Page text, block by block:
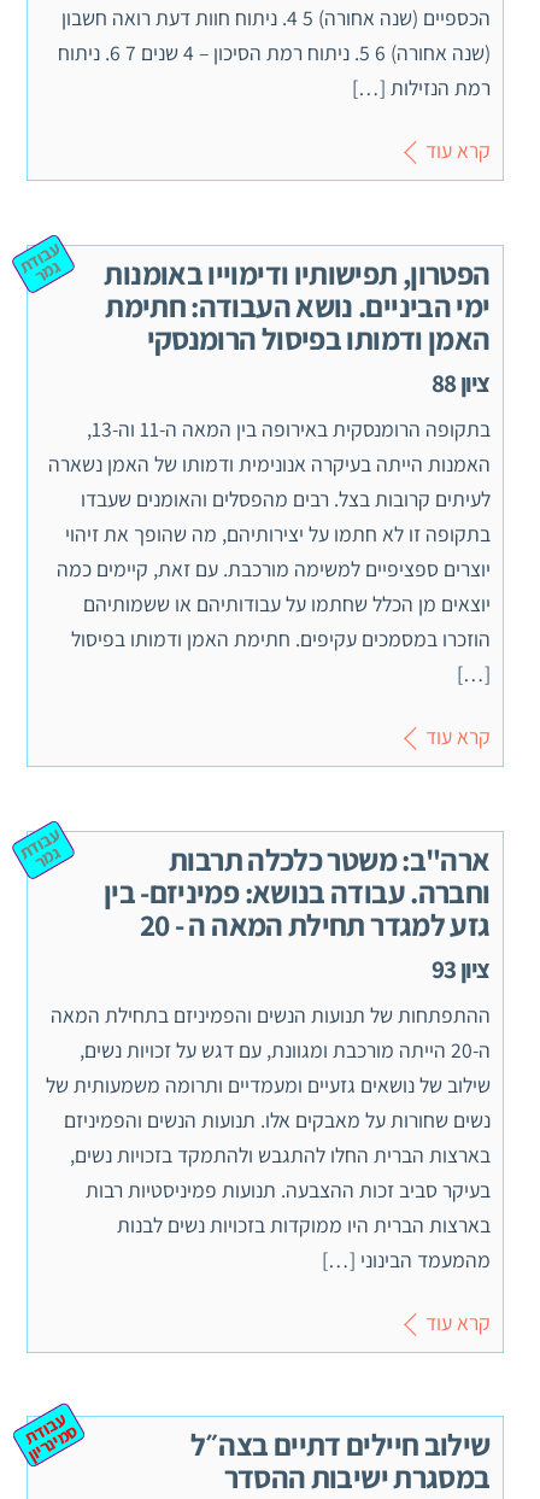
הכספיים (שנה אחורה) 5 4. ניתוח חוות דעת רואה חשבון
(שנה אחורה) 6 5. ניתוח רמת הסיכון – 4 שנים 7 6. ניתוח
רמת הנזילות […]
קרא עוד
הפטרון, תפישותיו ודימוייו באומנות
ימי הביניים. נושא העבודה: חתימת
האמן ודמותו בפיסול הרומנסקי
ציון 88
ע
ב
וד
ת ג
מ
ר
בתקופה הרומנסקית באירופה בין המאה ה-11 וה-13,
האמנות הייתה בעיקרה אנונימית ודמותו של האמן נשארה
לעיתים קרובות בצל. רבים מהפסלים והאומנים שעבדו
בתקופה זו לא חתמו על יצירותיהם, מה שהופך את זיהוי
יוצרים ספציפיים למשימה מורכבת. עם זאת, קיימים כמה
יוצאים מן הכלל שחתמו על עבודותיהם או ששמותיהם
הוזכרו במסמכים עקיפים. חתימת האמן ודמותו בפיסול
[…]
קרא עוד
ארה"ב: משטר כלכלה תרבות
וחברה. עבודה בנושא: פמיניזם- בין
גזע למגדר תחילת המאה ה - 20
ציון 93
ע
ב
וד
ת ג
מ
ר
ההתפתחות של תנועות הנשים והפמיניזם בתחילת המאה
ה-20 הייתה מורכבת ומגוונת, עם דגש על זכויות נשים,
שילוב של נושאים גזעיים ומעמדיים ותרומה משמעותית של
נשים שחורות על מאבקים אלו. תנועות הנשים והפמיניזם
בארצות הברית החלו להתגבש ולהתמקד בזכויות נשים,
בעיקר סביב זכות ההצבעה. תנועות פמיניסטיות רבות
בארצות הברית היו ממוקדות בזכויות נשים לבנות
מהמעמד הבינוני […]
קרא עוד
שילוב חיילים דתיים בצה״ל
במסגרת ישיבות ההסדר
ע
ב
וד
ת
ס
מ
ינ
ר
יון